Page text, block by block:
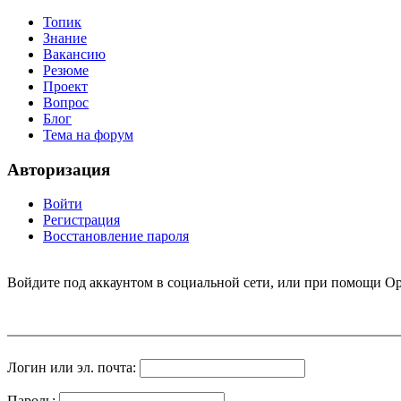
Топик
Знание
Вакансию
Резюме
Проект
Вопрос
Блог
Тема на форум
Авторизация
Войти
Регистрация
Восстановление пароля
Войдите под аккаунтом в социальной сети, или при помощи
Логин или эл. почта: